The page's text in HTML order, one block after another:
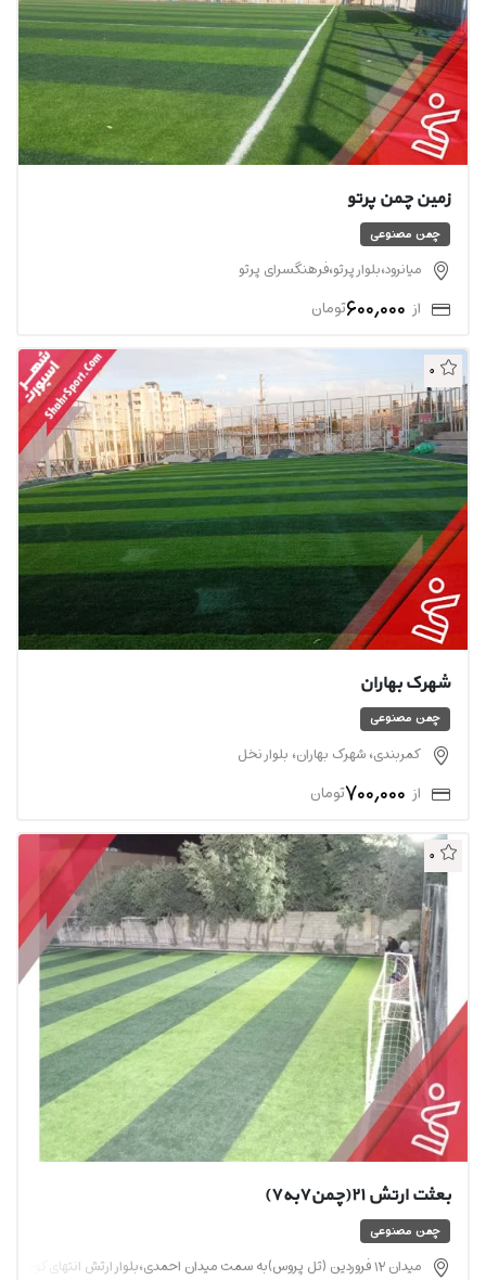
زمین چمن پرتو
چمن مصنوعی
میانرود،بلوار پرتو،فرهنگسرای پرتو
از 600,000تومان
0
شهرک بهاران
چمن مصنوعی
کمربندی، شهرک بهاران، بلوار نخل
از 700,000تومان
0
بعثت ارتش 21(چمن7به7)
چمن مصنوعی
میدان ۱۲ فروردین (تل پروس)به سمت میدان احمدی،بلوار ارتش انتهای کوچه ۲۱ جنب استخر بعثت